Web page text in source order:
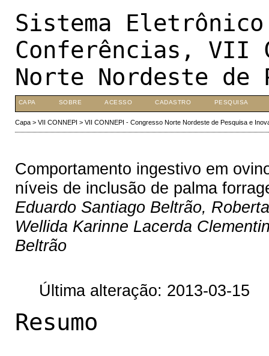
Sistema
Conferências, VII
Norte Nordeste de
CAPA SOBRE ACESSO CADASTRO PESQUISA
Capa> VII CONNEPI > VII CONNEPI - Congresso Norte Nordeste de Pesquisa e
Comportamento ingestivo em
níveis de inclusão de palma
Eduardo Santiago Beltrão,
Wellida Karinne Lacerda
Beltrão
Última alteração: 2013-03-15
Resumo